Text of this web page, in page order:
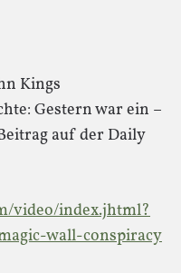
Kings
Gestern war ein –
auf der Daily
video/index.jhtml?
wall-conspiracy